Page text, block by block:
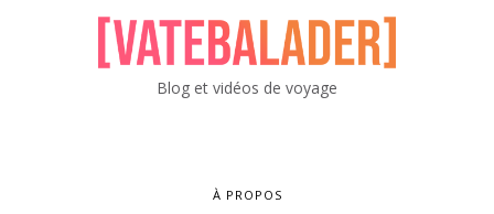
Blog et vidéos de voyage
À PROPOS